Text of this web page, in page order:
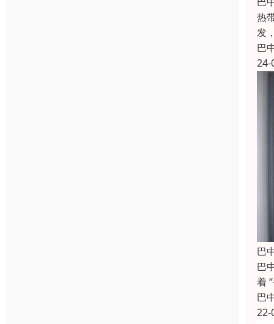
热
发
巴
24-
巴
巴
着
巴
22-